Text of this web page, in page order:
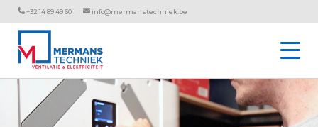
+32 14 89 49 60 info@mermanstechniek.be